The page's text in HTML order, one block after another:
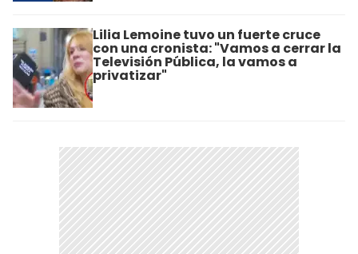
Lilia Lemoine tuvo un fuerte cruce
con una cronista: "Vamos a cerrar la
Televisión Pública, la vamos a
privatizar"